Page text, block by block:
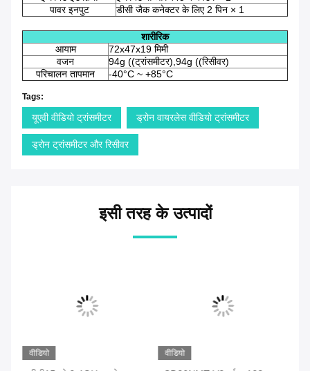
पावर इनपुट
डीसी जैक कनेक्टर के लिए 2 पिन × 1
शारीरिक
आयाम
72x47x19 मिमी
वजन
94g ((ट्रांसमीटर),94g ((रिसीवर)
परिचालन तापमान
-40°C ~ +85°C
Tags:
यूएवी वीडियो ट्रांसमीटर ड्रोन वायरलेस वीडियो ट्रांसमीटर
ड्रोन ट्रांसमीटर और रिसीवर
इसी तरह के उत्पादों
वीडियो वीडियो